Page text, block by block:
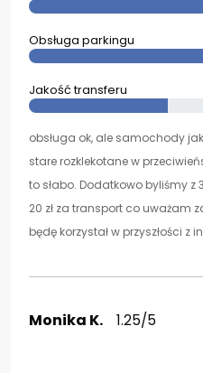
Obsługa parkingu
Jakość transferu
obsługa ok, ale samochody
stare rozklekotane w
to słabo. Dodatkowo byliśmy
20 zł za transport co uważam
będę korzystał w przyszłości z
Monika K. 1.25/5